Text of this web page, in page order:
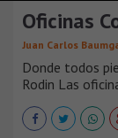
Oficinas
Juan Carlos
Donde todos
Rodin Las